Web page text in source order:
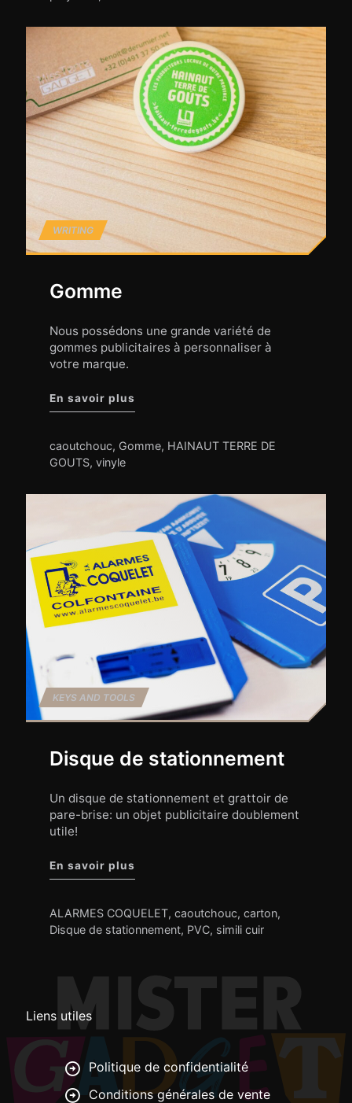
WRITING
Gomme
Nous possédons une grande variété de
gommes publicitaires à personnaliser à
votre marque.
En savoir plus
caoutchouc, Gomme, HAINAUT TERRE DE
GOUTS, vinyle
KEYS AND TOOLS
Disque de stationnement
Un disque de stationnement et grattoir de
pare-brise: un objet publicitaire doublement
utile!
En savoir plus
ALARMES COQUELET, caoutchouc, carton,
Disque de stationnement, PVC, simili cuir
Liens utiles
Politique de confidentialité
Conditions générales de vente